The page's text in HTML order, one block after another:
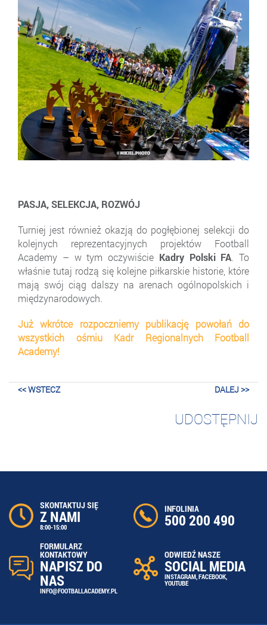
PASJA, SELEKCJA, ROZWÓJ
Turniej jest również okazją do pogłębionej selekcji do
kolejnych reprezentacyjnych projektów Football
Academy – w tym oczywiście Kadry Polski FA. To
właśnie tutaj rodzą się kolejne piłkarskie historie, które
mają swój ciąg dalszy na arenach ogólnopolskich i
międzynarodowych.
Już wkrótce rozpoczniemy publikację powołań do
wszystkich ośmiu Kadr Regionalnych Football
Academy!
<< WSTECZ DALEJ >>
UDOSTĘPNIJ
SKONTAKTUJ SIĘ
Z NAMI
8:00-15:00
INFOLINIA
500 200 490
FORMULARZ
KONTAKTOWY
NAPISZ DO
NAS
INFO@FOOTBALLACADEMY.PL
ODWIEDŹ NASZE
SOCIAL MEDIA
INSTAGRAM,FACEBOOK,
YOUTUBE